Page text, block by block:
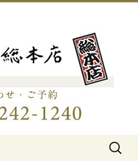
麦屋「藪伊豆総
検